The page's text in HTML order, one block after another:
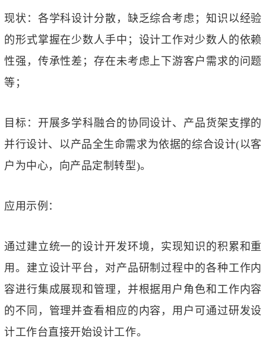
现状：各学科设计分散，缺乏综合考虑；知识以经验
的形式掌握在少数人手中；设计工作对少数人的依赖
性强，传承性差；存在未考虑上下游客户需求的问题
等；
目标：开展多学科融合的协同设计、产品货架支撑的
并行设计、以产品全生命需求为依据的综合设计(以客
户为中心，向产品定制转型)。
应用示例：
通过建立统一的设计开发环境，实现知识的积累和重
用。建立设计平台，对产品研制过程中的各种工作内
容进行集成展现和管理，并根据用户角色和工作内容
的不同，管理并查看相应的内容，用户可通过研发设
计工作台直接开始设计工作。